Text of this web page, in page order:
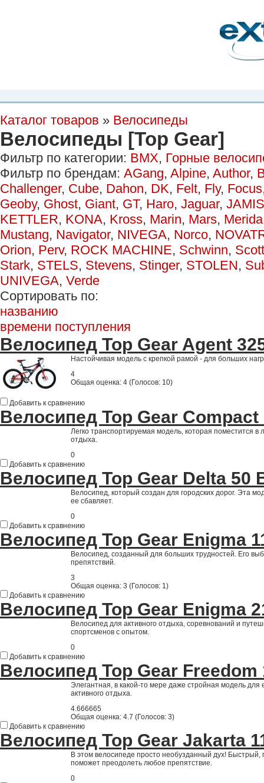
Каталог товаров » Велосипеды
Велосипеды [Top Gear]
Фильтр по категории: BMX, Горные
Фильтр по брендам: AGang, Alpine, Author,
Challenger, Cube, Dahon, DK, Felt, Fly, Focus
Geoby, Ghost, Giant, GT, Haro, Jaguar, JAMIS
KETTLER, KONA, Kross, Marin, Mars, Merida
Mustang, Navigator, NIVEGA, Norco,
Orion, Perv, ROCK MACHINE, Schwinn, Scott
Stark, STELS, Stevens, Stinger, STOLEN,
UNIVEGA, Verde
Сортировать по:
названию
времени поступления
Велосипед Top Gear Agent
Настойчивая модель с крепкой рамой - для больших
4
Общая оценка: 4 (Голосов: 10)
Добавить к сравнению
Велосипед Top Gear
Легко транспортируемая модель, которая поместится
отдыха.
0
Добавить к сравнению
Велосипед Top Gear Delta 50
Велосипед, который создан для городских дорог. Эта
ее сбавляет.
0
Добавить к сравнению
Велосипед Top Gear Enigma
Велосипед, созданный для больших трудностей. Его
препятствий.
3
Общая оценка: 3 (Голосов: 1)
Добавить к сравнению
Велосипед Top Gear Enigma
Велосипед для активного отдыха, соревнований и
спортсменов с опытом.
0
Добавить к сравнению
Велосипед Top Gear
Элегантная, в какой-то мере даже стройная модель
активного отдыха.
4.666665
Общая оценка: 4.7 (Голосов: 3)
Добавить к сравнению
Велосипед Top Gear Jakarta
В этом велосипеде просто необузданный дух!
поможет преодолеть любое препятствие.
0